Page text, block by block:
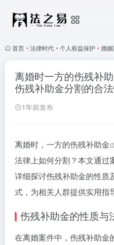
首页 • 法律时代 • 个人权益保护 • 婚
离婚时一方的伤残补
伤残补助金分割的合
1年前发布
离婚时，一方的伤残补助金
法律上如何分割？本文通过
详细探讨伤残补助金的性质
式，为相关人群提供实用指
伤残补助金的性质与
在离婚案件中，伤残补助金